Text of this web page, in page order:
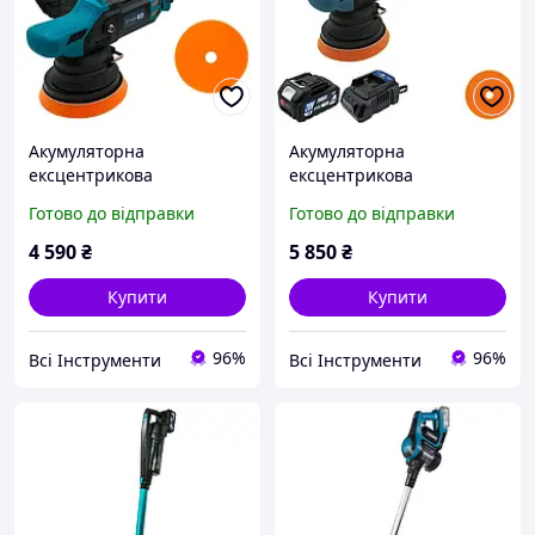
Акумуляторна
ексцентрикова
PROFI-TEC PPM-1520CDA
POWERLine (без
пристрою)
Готово до відправки
4 590₴
Купити
Всі Інструменти 96%
Акумуляторна
ексцентрикова
PROFI-TEC PPM-1520CDA
POWERLine (1×PT2040MP
пристрій)
Готово до відправки
5 850₴
Купити
Всі Інструменти 96%